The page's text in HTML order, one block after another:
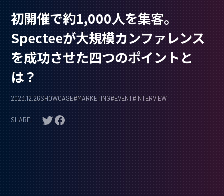
初開催で約1,000人を集客。
Specteeが大規模カンファレンス
を成功させた四つのポイントと
は？
2023.12.26SHOWCASE#MARKETING#EVENT#INTERVIEW
SHARE: